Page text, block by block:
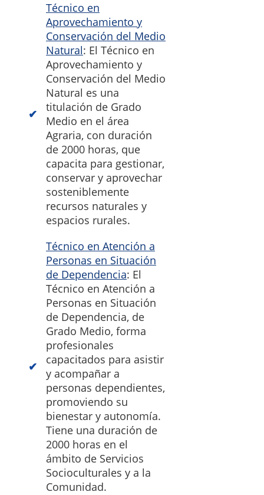
Técnico en
Aprovechamiento y
Conservación del Medio
Natural: El Técnico en
Aprovechamiento y
Conservación del Medio
Natural es una
titulación de Grado
Medio en el área
Agraria, con duración
de 2000 horas, que
capacita para gestionar,
conservar y aprovechar
sosteniblemente
recursos naturales y
espacios rurales.
Técnico en Atención a
Personas en Situación
de Dependencia: El
Técnico en Atención a
Personas en Situación
de Dependencia, de
Grado Medio, forma
profesionales
capacitados para asistir
y acompañar a
personas dependientes,
promoviendo su
bienestar y autonomía.
Tiene una duración de
2000 horas en el
ámbito de Servicios
Socioculturales y a la
Comunidad.